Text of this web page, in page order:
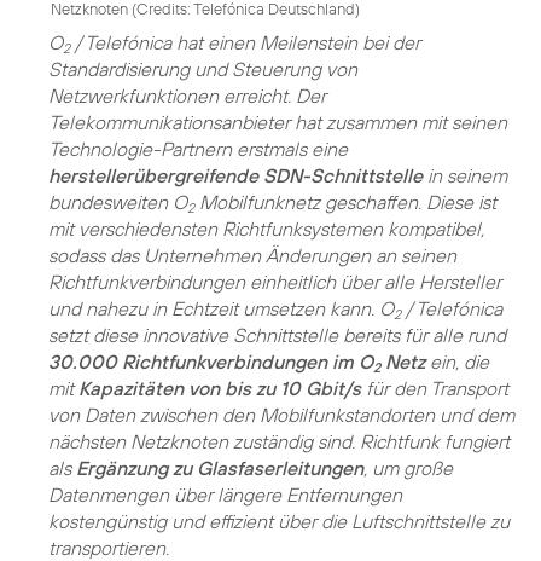
Netzknoten (Credits: Telefónica Deutschland)
O2/ Telefónica hat einen Meilenstein bei der
Standardisierung und Steuerung von
Netzwerkfunktionen erreicht. Der
Telekommunikationsanbieter hat zusammen mit seinen
Technologie-Partnern erstmals eine
herstellerübergreifende SDN-Schnittstellein seinem
bundesweiten O2Mobilfunknetz geschaffen. Diese ist
mit verschiedensten Richtfunksystemen kompatibel,
sodass das Unternehmen Änderungen an seinen
Richtfunkverbindungen einheitlich über alle Hersteller
und nahezu in Echtzeit umsetzen kann. O2/ Telefónica
setzt diese innovative Schnittstelle bereits für alle rund
30.000 Richtfunkverbindungen im O2Netzein, die
mitKapazitäten von bis zu 10 Gbit/sfür den Transport
von Daten zwischen den Mobilfunkstandorten und dem
nächsten Netzknoten zuständig sind. Richtfunk fungiert
als Ergänzung zu Glasfaserleitungen, um große
Datenmengen über längere Entfernungen
kostengünstig und effizient über die Luftschnittstelle zu
transportieren.